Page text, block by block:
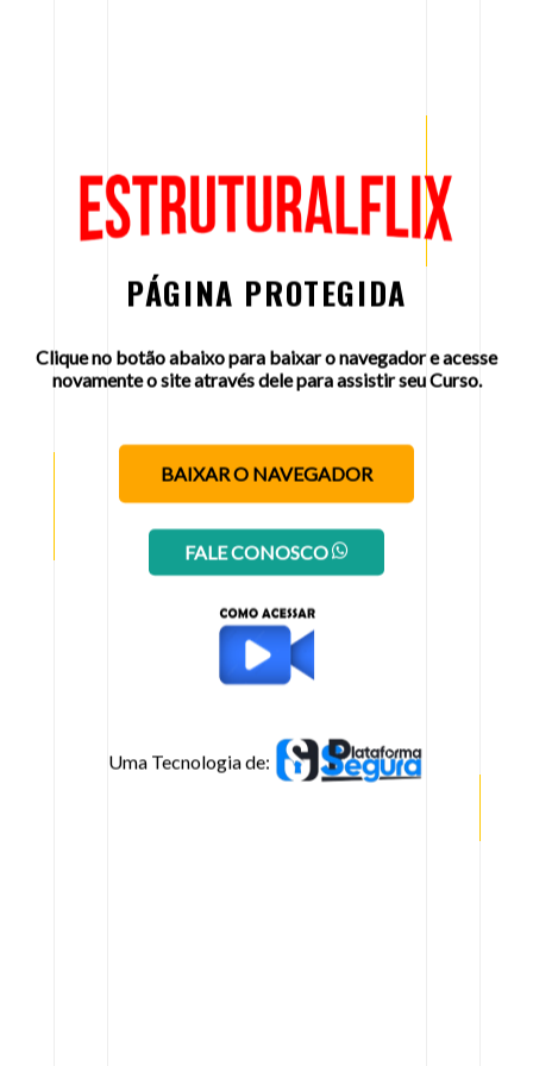
PÁGINA PROTEGIDA
Clique no botão abaixo para baixar o navegador e acesse
novamente o site através dele para assistir seu Curso.
BAIXAR O NAVEGADOR
FALE CONOSCO
Uma Tecnologia de: